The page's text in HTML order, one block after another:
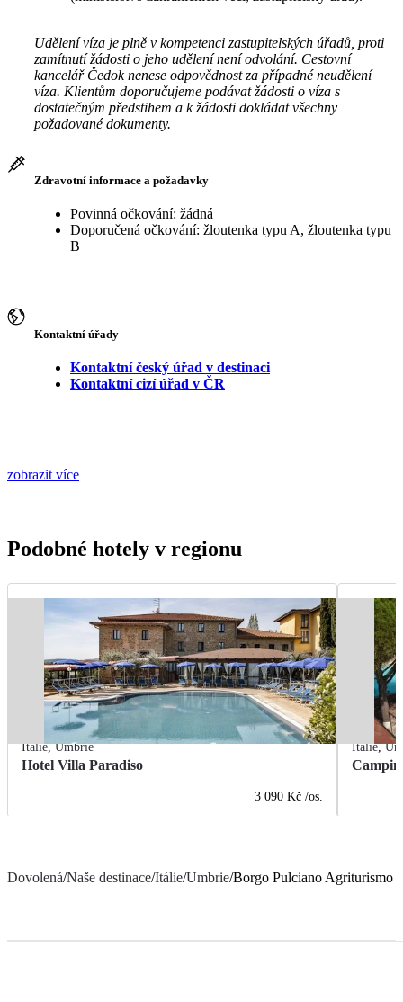
Udělení víza je plně v kompetenci zastupitelských úřadů, proti
zamítnutí žádosti o jeho udělení není odvolání. Cestovní
kancelář Čedok nenese odpovědnost za případné neudělení
víza. Klientům doporučujeme podávat žádosti o víza s
dostatečným předstihem a k žádosti dokládat všechny
požadované dokumenty.
Zdravotní informace a požadavky
Povinná očkování: žádná
Doporučená očkování: žloutenka typu A, žloutenka typu
B
Kontaktní úřady
Kontaktní český úřad v destinaci
Kontaktní cizí úřad v ČR
zobrazit více
Podobné hotely v regionu
Itálie,Umbrie
Hotel Villa Paradiso
3 090 Kč /os.
Itálie,
Dovolená/Naše destinace/Itálie/Umbrie/Borgo Pulciano Agriturismo